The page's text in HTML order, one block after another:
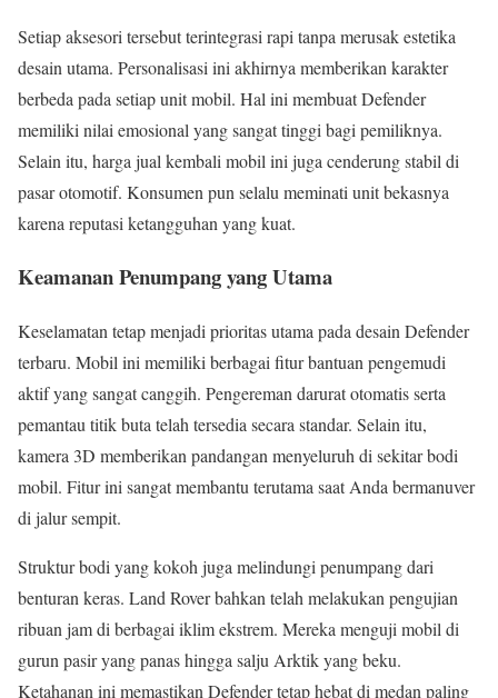
Setiap aksesori tersebut terintegrasi rapi tanpa merusak estetika
desain utama. Personalisasi ini akhirnya memberikan karakter
berbeda pada setiap unit mobil. Hal ini membuat Defender
memiliki nilai emosional yang sangat tinggi bagi pemiliknya.
Selain itu, harga jual kembali mobil ini juga cenderung stabil di
pasar otomotif. Konsumen pun selalu meminati unit bekasnya
karena reputasi ketangguhan yang kuat.
Keamanan Penumpang yang Utama
Keselamatan tetap menjadi prioritas utama pada desain Defender
terbaru. Mobil ini memiliki berbagai fitur bantuan pengemudi
aktif yang sangat canggih. Pengereman darurat otomatis serta
pemantau titik buta telah tersedia secara standar. Selain itu,
kamera 3D memberikan pandangan menyeluruh di sekitar bodi
mobil. Fitur ini sangat membantu terutama saat Anda bermanuver
di jalur sempit.
Struktur bodi yang kokoh juga melindungi penumpang dari
benturan keras. Land Rover bahkan telah melakukan pengujian
ribuan jam di berbagai iklim ekstrem. Mereka menguji mobil di
gurun pasir yang panas hingga salju Arktik yang beku.
Ketahanan ini memastikan Defender tetap hebat di medan paling